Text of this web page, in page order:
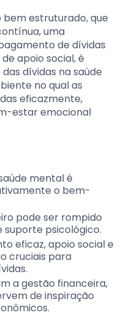
bem estruturado, que
uma
de dívidas
apoio social, é
dívidas na saúde
no qual as
eficazmente,
estar emocional
mental é
o bem-
pode ser rompido
psicológico.
eficaz, apoio social e
cruciais para
a gestão financeira,
de inspiração